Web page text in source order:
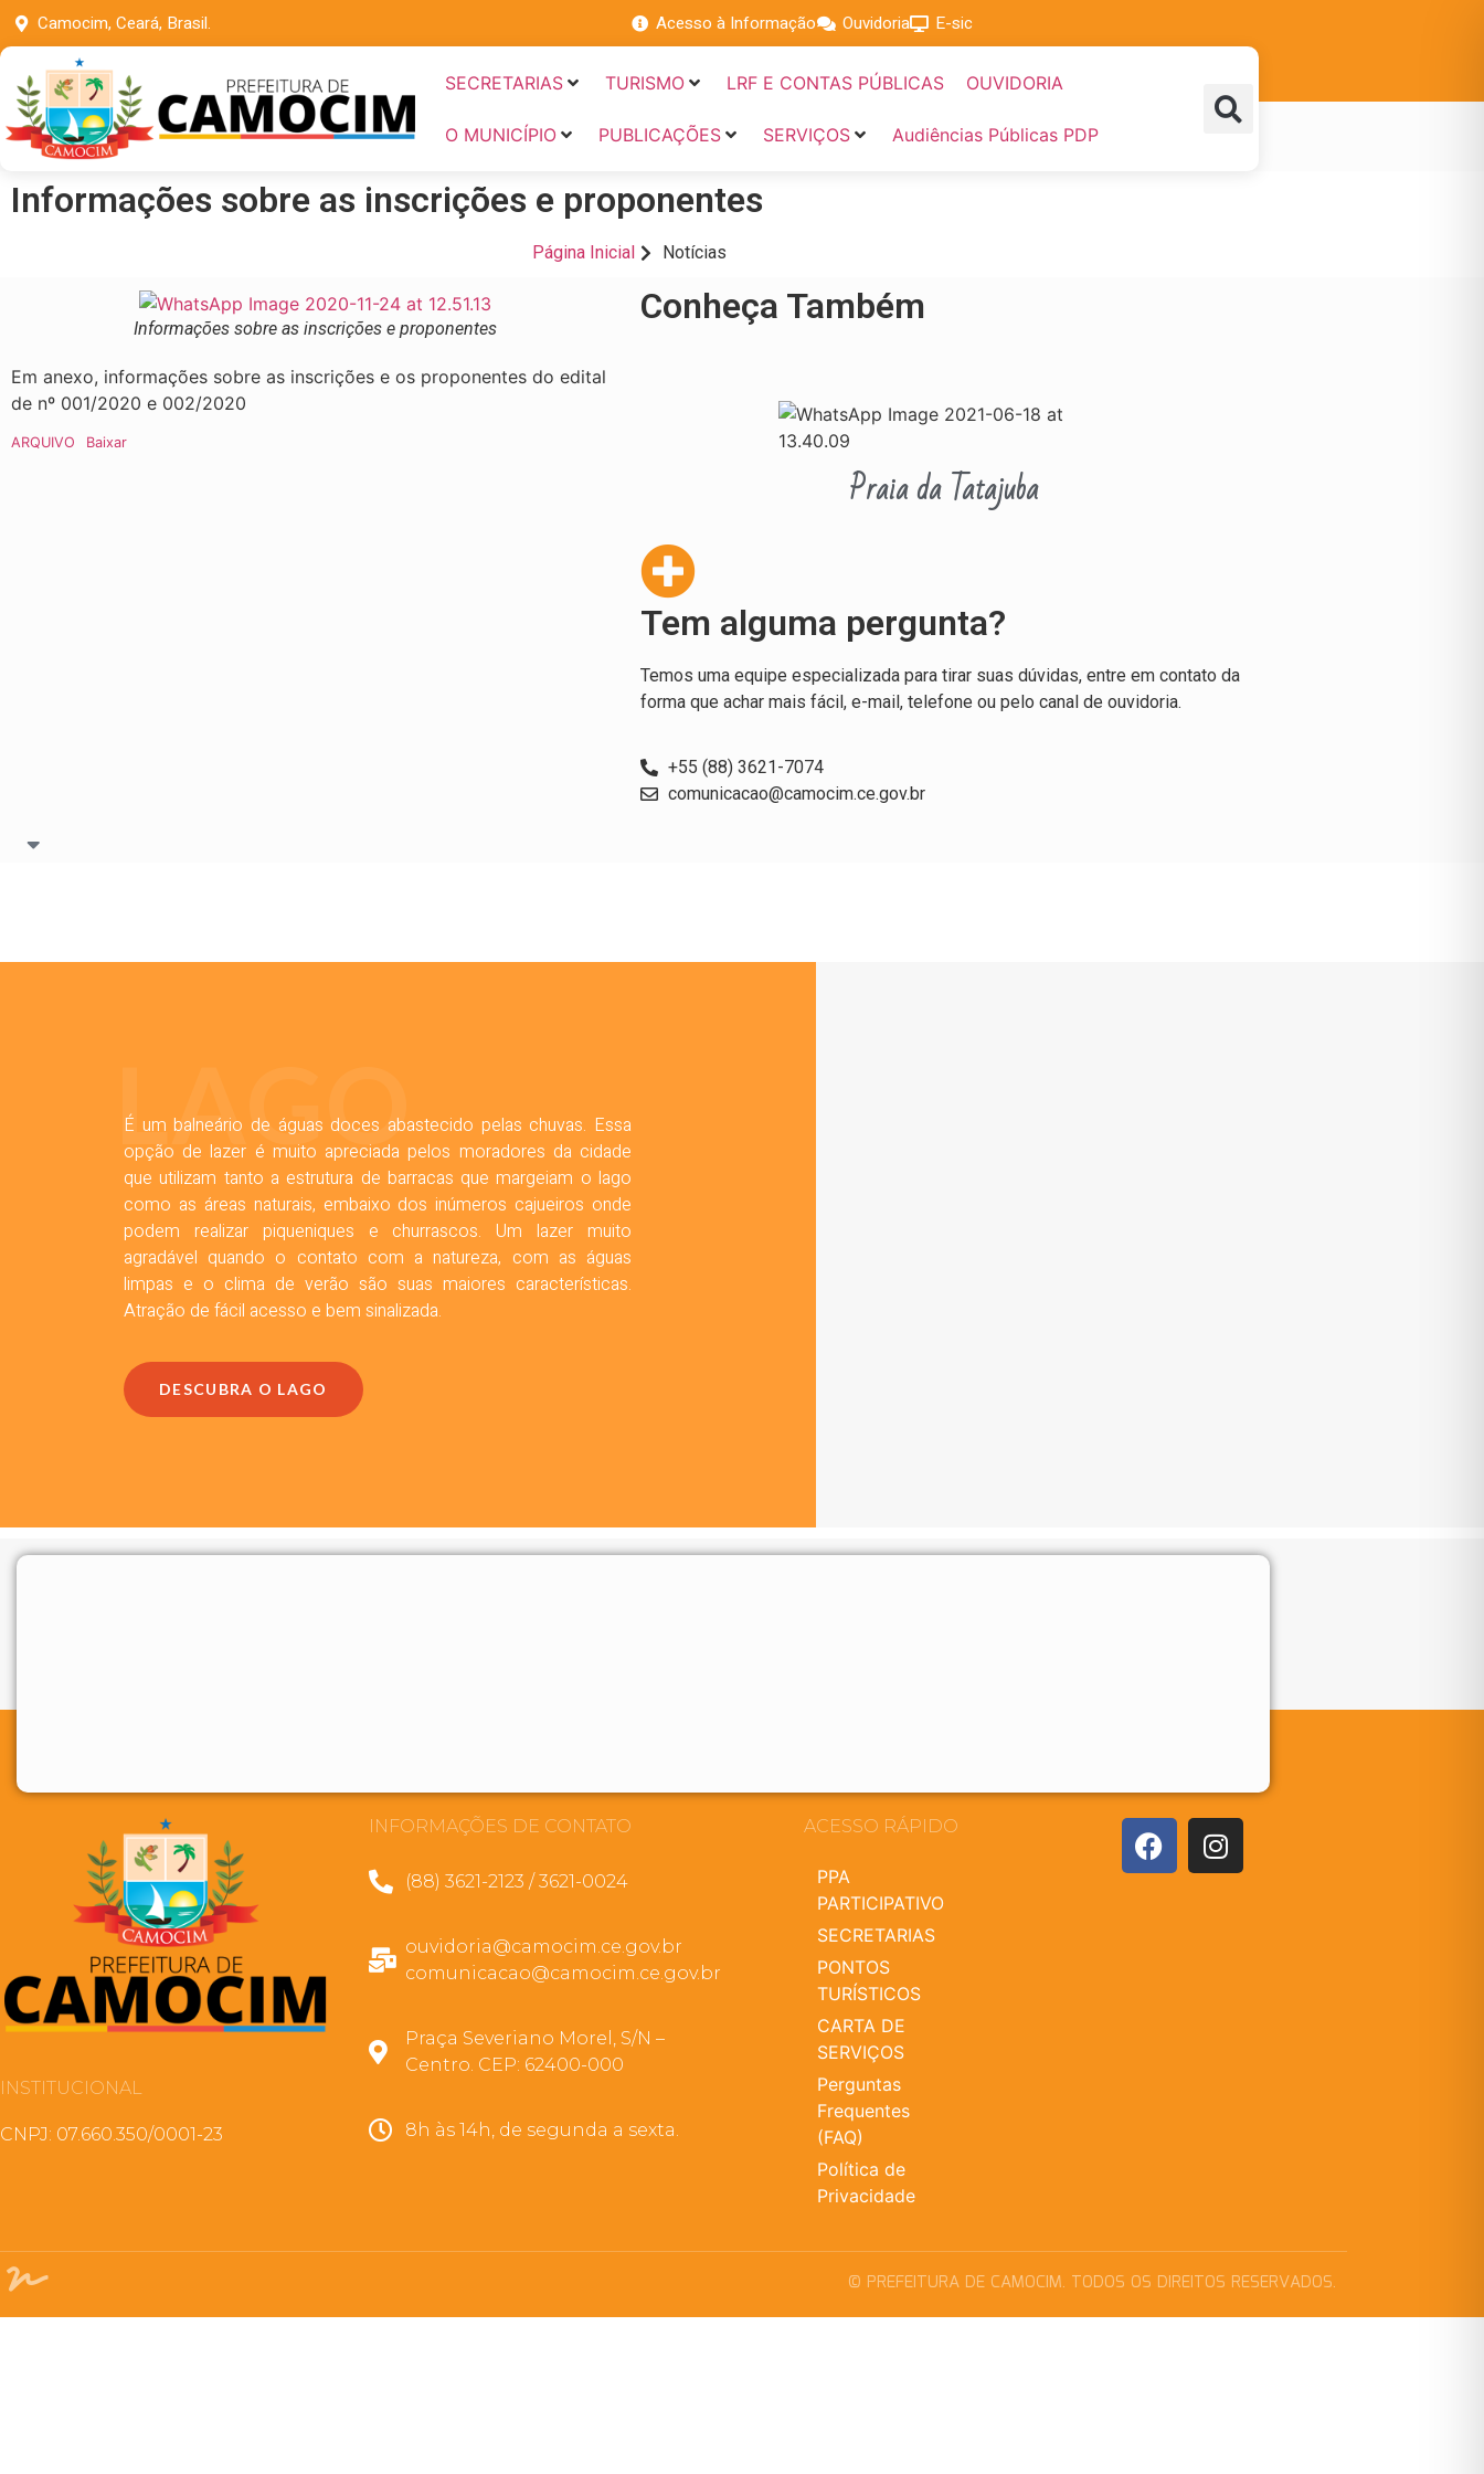
Camocim, Ceará, Brasil. Acesso à Informação Ouvidoria E-sic
SECRETARIAS TURISMO LRF E CONTAS PÚBLICAS OUVIDORIA
O MUNICÍPIO PUBLICAÇÕES SERVIÇOS Audiências Públicas PDP
Informações sobre as inscrições e proponentes
Página Inicial Notícias
Informações sobre as inscrições e proponentes
Em anexo, informações sobre as inscrições e os proponentes do edital
de nº 001/2020 e 002/2020
ARQUIVO Baixar
Conheça Também
Praia da Tatajuba
Tem alguma pergunta?
Temos uma equipe especializada para tirar suas dúvidas, entre em contato da
forma que achar mais fácil, e-mail, telefone ou pelo canal de ouvidoria.
+55 (88) 3621-7074
comunicacao@camocim.ce.gov.br
LAGO
É um balneário de águas doces abastecido pelas chuvas. Essa
opção de lazer é muito apreciada pelos moradores da cidade
que utilizam tanto a estrutura de barracas que margeiam o lago
como as áreas naturais, embaixo dos inúmeros cajueiros onde
podem realizar piqueniques e churrascos. Um lazer muito
agradável quando o contato com a natureza, com as águas
limpas e o clima de verão são suas maiores características.
Atração de fácil acesso e bem sinalizada.
DESCUBRA O LAGO
INSTITUCIONAL
CNPJ: 07.660.350/0001-23
INFORMAÇÕES DE CONTATO
(88) 3621-2123 / 3621-0024
ouvidoria@camocim.ce.gov.br
comunicacao@camocim.ce.gov.br
Praça Severiano Morel, S/N –
Centro. CEP: 62400-000
8h às 14h, de segunda a sexta.
ACESSO RÁPIDO
PPA
PARTICIPATIVO
SECRETARIAS
PONTOS
TURÍSTICOS
CARTA DE
SERVIÇOS
Perguntas
Frequentes
(FAQ)
Política de
Privacidade
© PREFEITURA DE CAMOCIM. TODOS OS DIREITOS RESERVADOS.